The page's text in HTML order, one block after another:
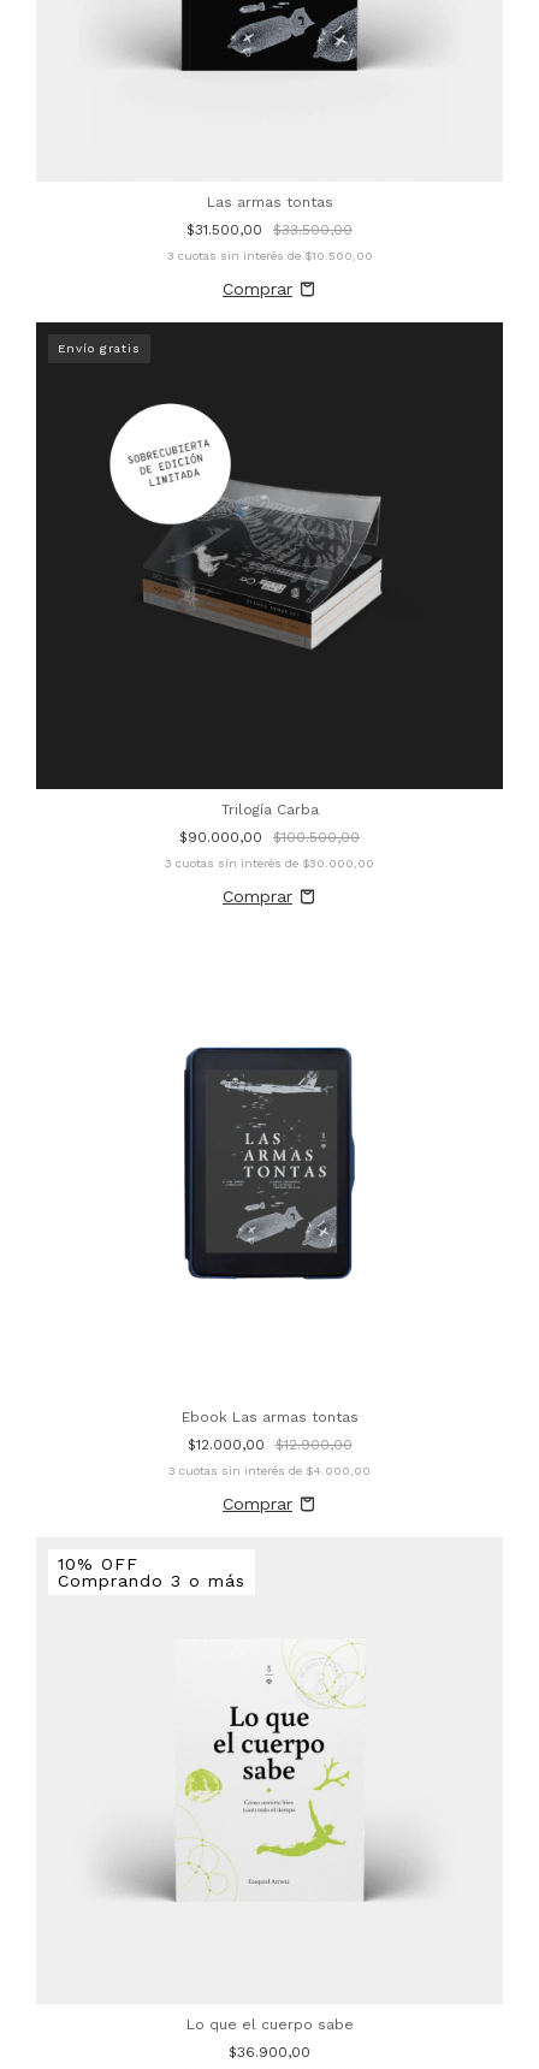
Las armas tontas
$31.500,00
$33.500,00
3 cuotas sin interés de $10.500,00
Envío gratis
Trilogía Carba
$90.000,00
$100.500,00
3 cuotas sin interés de $30.000,00
Ebook Las armas tontas
$12.000,00
$12.900,00
3 cuotas sin interés de $4.000,00
10% OFF
Comprando 3 o más
Lo que el cuerpo sabe
$36.900,00